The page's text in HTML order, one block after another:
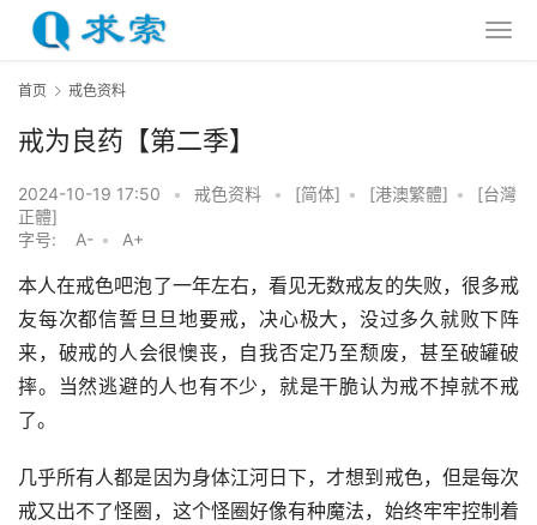
首页 戒色资料
戒为良药【第二季】
2024-10-19 17:50 • 戒色资料 • [简体] • [港澳繁體] •
[台灣
正體]
字号:
A- • A+
本人在戒色吧泡了一年左右，看见无数戒友的失败，很多戒
友每次都信誓旦旦地要戒，决心极大，没过多久就败下阵
来，破戒的人会很懊丧，自我否定乃至颓废，甚至破罐破
摔。当然逃避的人也有不少，就是干脆认为戒不掉就不戒
了。
几乎所有人都是因为身体江河日下，才想到戒色，但是每次
戒又出不了怪圈，这个怪圈好像有种魔法，始终牢牢控制着